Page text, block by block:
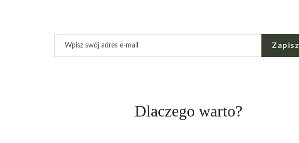
Zapisz
Dlaczego warto?